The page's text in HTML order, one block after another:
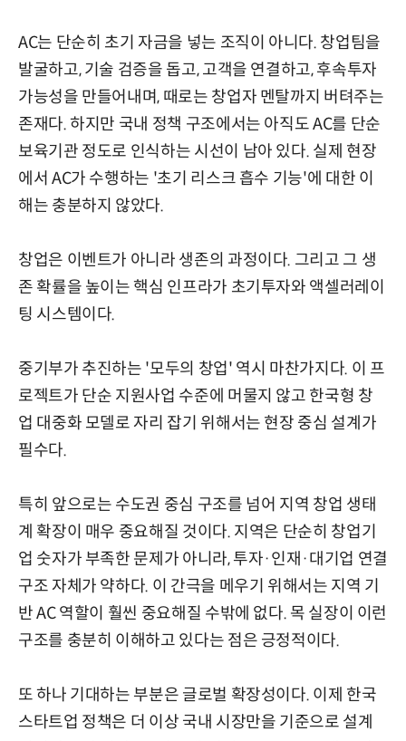
AC는 단순히 초기 자금을 넣는 조직이 아니다. 창업팀을
발굴하고, 기술 검증을 돕고, 고객을 연결하고, 후속투자
가능성을 만들어내며, 때로는 창업자 멘탈까지 버텨주는
존재다. 하지만 국내 정책 구조에서는 아직도 AC를 단순
보육기관 정도로 인식하는 시선이 남아 있다. 실제 현장
에서 AC가 수행하는 '초기 리스크 흡수 기능'에 대한 이
해는 충분하지 않았다.
창업은 이벤트가 아니라 생존의 과정이다. 그리고 그 생
존 확률을 높이는 핵심 인프라가 초기투자와 액셀러레이
팅 시스템이다.
중기부가 추진하는 '모두의 창업' 역시 마찬가지다. 이 프
로젝트가 단순 지원사업 수준에 머물지 않고 한국형 창
업 대중화 모델로 자리 잡기 위해서는 현장 중심 설계가
필수다.
특히 앞으로는 수도권 중심 구조를 넘어 지역 창업 생태
계 확장이 매우 중요해질 것이다. 지역은 단순히 창업기
업 숫자가 부족한 문제가 아니라, 투자·인재·대기업 연결
구조 자체가 약하다. 이 간극을 메우기 위해서는 지역 기
반 AC 역할이 훨씬 중요해질 수밖에 없다. 목 실장이 이런
구조를 충분히 이해하고 있다는 점은 긍정적이다.
또 하나 기대하는 부분은 글로벌 확장성이다. 이제 한국
스타트업 정책은 더 이상 국내 시장만을 기준으로 설계